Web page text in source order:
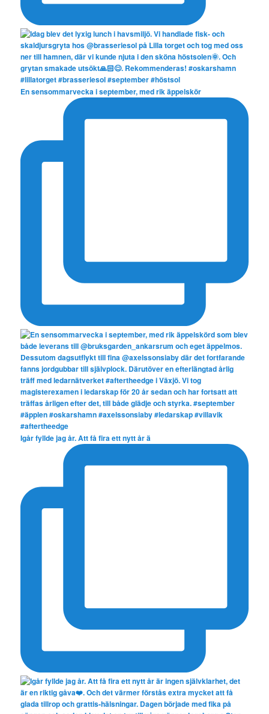
En sensommarvecka i september, med rik äppelskör
Igår fyllde jag år. Att få fira ett nytt år ä